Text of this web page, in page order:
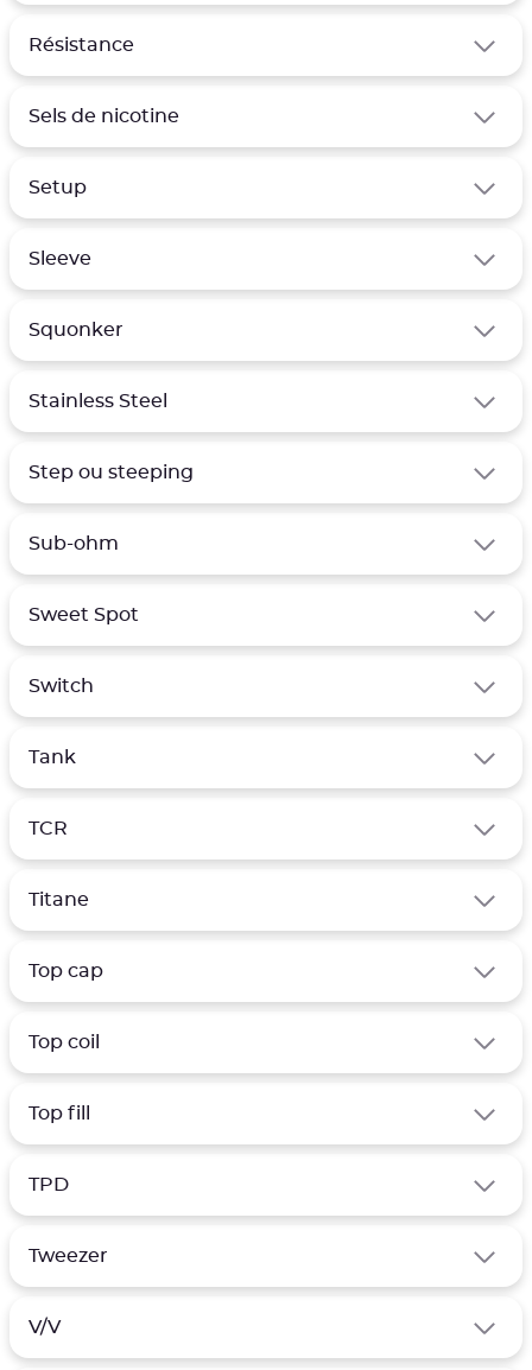
Résistance
Sels de nicotine
Setup
Sleeve
Squonker
Stainless Steel
Step ou steeping
Sub-ohm
Sweet Spot
Switch
Tank
TCR
Titane
Top cap
Top coil
Top fill
TPD
Tweezer
V/V